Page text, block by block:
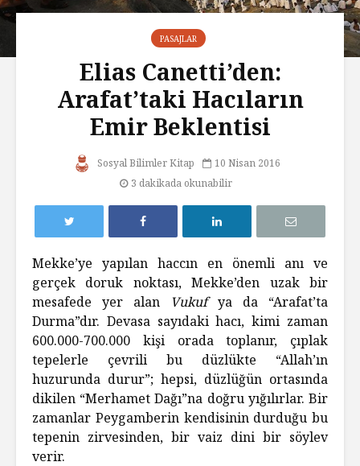
PASAJLAR
Elias Canetti’den:
Arafat’taki Hacıların
Emir Beklentisi
Sosyal Bilimler Kitap
10 Nisan 2016
3 dakikada okunabilir
Mekke’ye yapılan haccın en önemli anı ve
gerçek doruk noktası, Mekke’den uzak bir
mesafede yer alan
Vukufya da “Arafat’ta
Durma”dır. Devasa sayıdaki hacı, kimi zaman
600.000-700.000 kişi orada toplanır, çıplak
tepelerle çevrili bu düzlükte “Allah’ın
huzurunda durur”; hepsi, düzlüğün ortasında
dikilen “Merhamet Dağı”na doğru yığılırlar. Bir
zamanlar Peygamberin kendisinin durduğu bu
tepenin zirvesinden, bir vaiz dini bir söylev
verir.